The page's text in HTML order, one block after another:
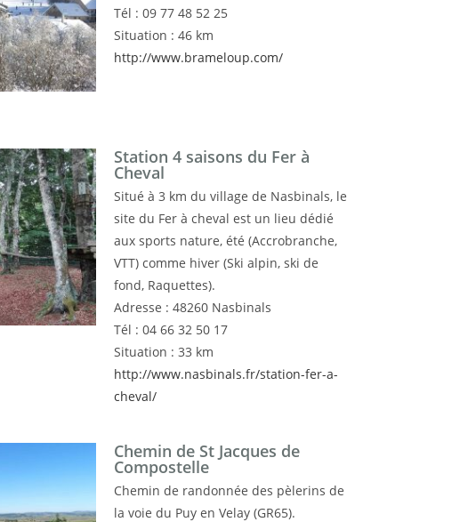
Tél : 09 77 48 52 25
Situation : 46 km
http://www.brameloup.com/
Station 4 saisons du Fer à
Cheval
Situé à 3 km du village de Nasbinals, le
site du Fer à cheval est un lieu dédié
aux sports nature, été (Accrobranche,
VTT) comme hiver (Ski alpin, ski de
fond, Raquettes).
Adresse : 48260 Nasbinals
Tél : 04 66 32 50 17
Situation : 33 km
http://www.nasbinals.fr/station-fer-a-
cheval/
Chemin de St Jacques de
Compostelle
Chemin de randonnée des pèlerins de
la voie du Puy en Velay (GR65).